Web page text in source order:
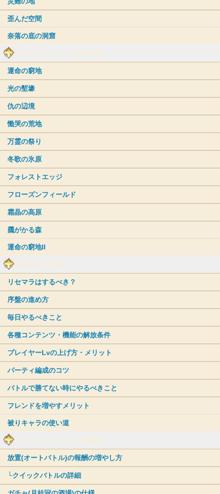
歪んだ空間
奈落の底の洞窟
タイムズピーク「奇境漫遊」
運命の窮地
光の塹壕
仇の辺境
慟哭の荒地
万霊の祭り
冬歌の氷原
フォレストエッジ
フローズンフィールド
霜晶の高原
靄がかる森
運命の窮地II
初心者向け情報
リセマラはするべき？
序盤の進め方
毎日やるべきこと
各種コンテンツ・機能の解放条件
プレイヤーLvの上げ方・メリット
パーティ編成のコツ
バトルで勝てない時にやるべきこと
フレンドを増やすメリット
被りキャラの使い道
システム・コンテンツ解説
放置(オートバトル)の報酬の増やし方
└クイックバトルの詳細